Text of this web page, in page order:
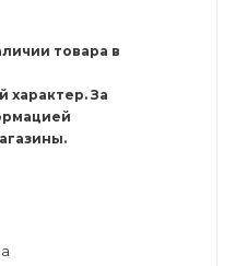
товара в
За